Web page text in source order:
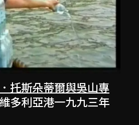
托斯朵蒂爾與吳山專
多利亞港一九九三年